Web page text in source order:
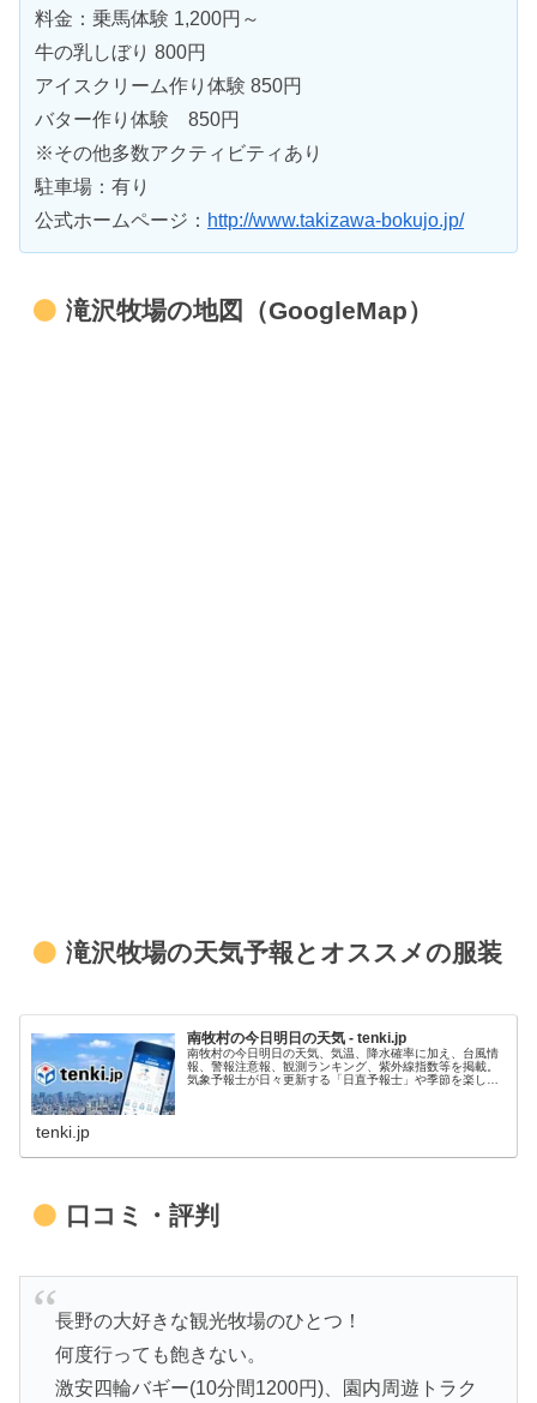
料金：乗馬体験 1,200円～
牛の乳しぼり 800円
アイスクリーム作り体験 850円
バター作り体験 850円
※その他多数アクティビティあり
駐車場：有り
公式ホームページ： http://www.takizawa-bokujo.jp/
滝沢牧場の地図（GoogleMap）
滝沢牧場の天気予報とオススメの服装
南牧村の今日明日の天気 - tenki.jp
南牧村の今日明日の天気、気温、降水確率に加え、台風情
報、警報注意報、観測ランキング、紫外線指数等を掲載。
気象予報士が日々更新する「日直予報士」や季節を楽しむ
tenki.jp
口コミ・評判
長野の大好きな観光牧場のひとつ！
何度行っても飽きない。
激安四輪バギー(10分間1200円)、園内周遊トラク